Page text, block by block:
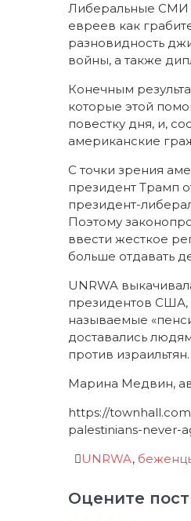
Либеральные СМИ
евреев как
разновидность
войны, а также
Конечным
которые этой
повестку дня, и,
американские
С точки зрения
президент Трамп
президент-
Поэтому
ввести жесткое
больше отдавать
UNRWA
президентов США,
называемые
доставались
против
Марина Медвин,
https://
palestinians-never-
UNRWA,
Оцените пост